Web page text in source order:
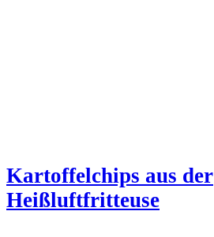
Kartoffelchips aus der
Heißluftfritteuse